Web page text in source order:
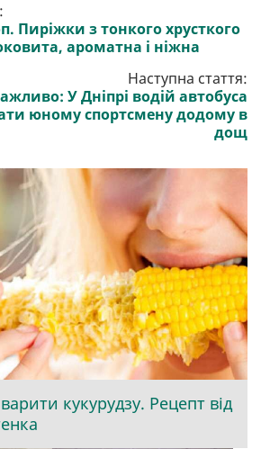
Пиріжки з тонкого хрусткого
ароматна і ніжна
Наступна стаття:
У Дніпрі водій автобуса
юному спортсмену додому в
дощ
кукурудзу. Рецепт від